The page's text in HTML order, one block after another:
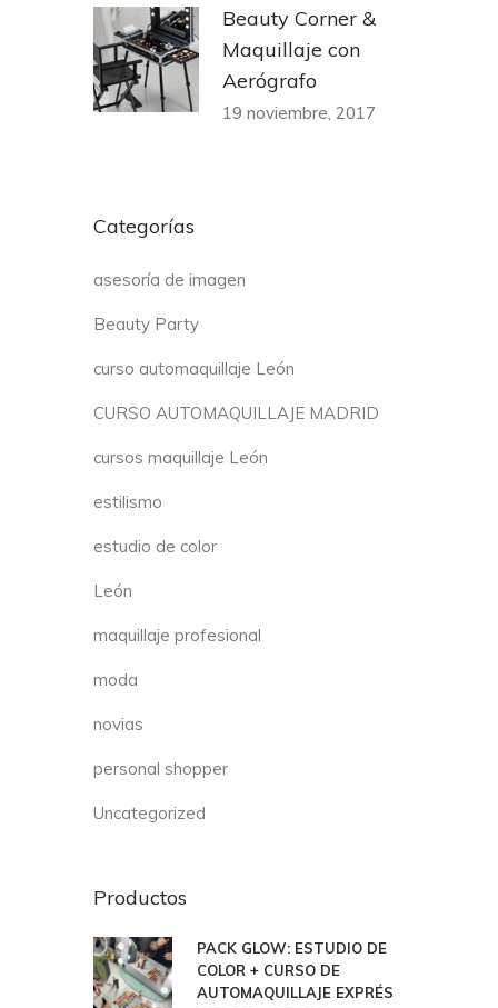
Beauty Corner &
Maquillaje con
Aerógrafo
19 noviembre, 2017
Categorías
asesoría de imagen
Beauty Party
curso automaquillaje León
CURSO AUTOMAQUILLAJE MADRID
cursos maquillaje León
estilismo
estudio de color
León
maquillaje profesional
moda
novias
personal shopper
Uncategorized
Productos
PACK GLOW: ESTUDIO DE
COLOR + CURSO DE
AUTOMAQUILLAJE EXPRÉS